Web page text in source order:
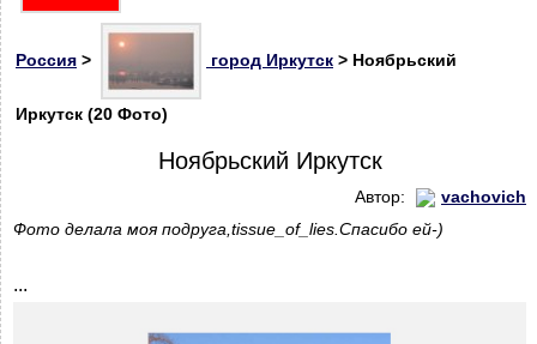
Россия > город Иркутск > Ноябрьский
Иркутск (20 Фото)
Ноябрьский Иркутск
Автор:
vachovich
Фото делала моя подруга,tissue_of_lies.Спасибо ей-)
...